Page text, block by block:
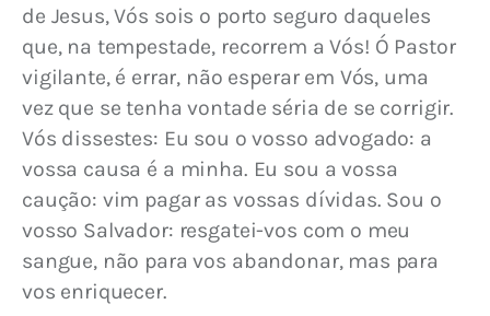
de Jesus, Vós sois o porto seguro daqueles
que, na tempestade, recorrem a Vós! Ó Pastor
vigilante, é errar, não esperar em Vós, uma
vez que se tenha vontade séria de se corrigir.
Vós dissestes: Eu sou o vosso advogado: a
vossa causa é a minha. Eu sou a vossa
caução: vim pagar as vossas dívidas. Sou o
vosso Salvador: resgatei-vos com o meu
sangue, não para vos abandonar, mas para
vos enriquecer.